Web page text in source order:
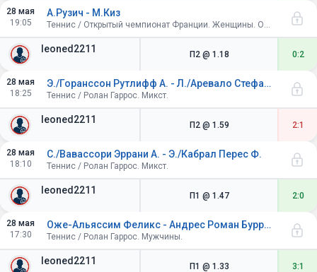
28 мая
19:05
leoned2211
А.Рузич - М.Киз
Теннис / Открытый чемпионат Франции. Женщины. Одиночный разряд. 1/32 финала
П2 @ 1.18 0:2
28 мая
18:25
leoned2211
Э./Горанссон Рутлифф А. - Л./Аревало Стефани М.
Теннис / Ролан Гаррос. Микст.
П2 @ 1.59 2:1
28 мая
18:10
leoned2211
С./Вавассори Эррани А. - Э./Кабрал Перес Ф.
Теннис / Ролан Гаррос. Микст.
П1 @ 1.47 2:0
28 мая
17:30
leoned2211
Оже-Альяссим Феликс - Андрес Роман Бурручага
Теннис / Ролан Гаррос. Мужчины.
П1 @ 1.33 3:1